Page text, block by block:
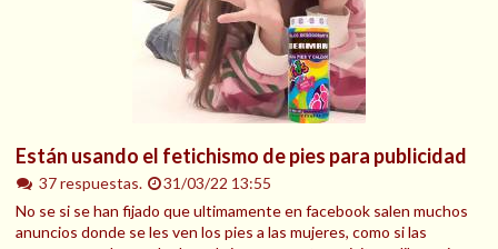
Están usando el fetichismo de pies para publicidad
37 respuestas.
31/03/22 13:55
No se si se han fijado que ultimamente en facebook salen muchos
anuncios donde se les ven los pies a las mujeres, como si las